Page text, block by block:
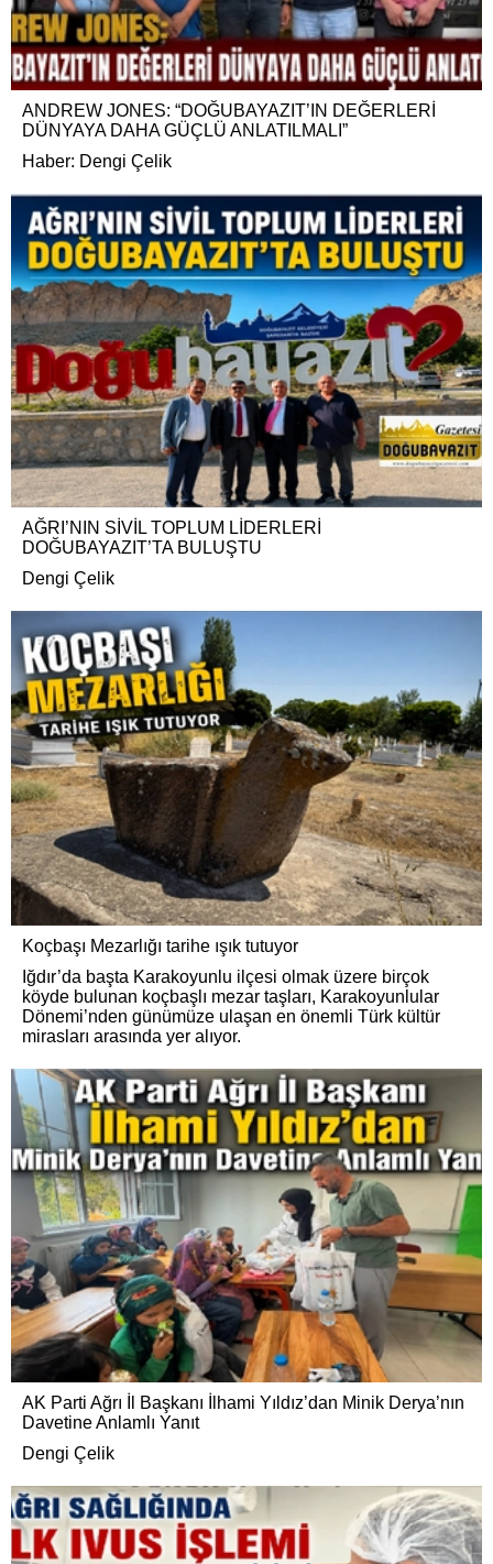
ANDREW JONES: “DOĞUBAYAZIT’IN DEĞERLERİ
DÜNYAYA DAHA GÜÇLÜ ANLATILMALI”
Haber: Dengi Çelik
AĞRI’NIN SİVİL TOPLUM LİDERLERİ
DOĞUBAYAZIT’TA BULUŞTU
Dengi Çelik
Koçbaşı Mezarlığı tarihe ışık tutuyor
Iğdır’da başta Karakoyunlu ilçesi olmak üzere birçok
köyde bulunan koçbaşlı mezar taşları, Karakoyunlular
Dönemi’nden günümüze ulaşan en önemli Türk kültür
mirasları arasında yer alıyor.
AK Parti Ağrı İl Başkanı İlhami Yıldız’dan Minik Derya’nın
Davetine Anlamlı Yanıt
Dengi Çelik